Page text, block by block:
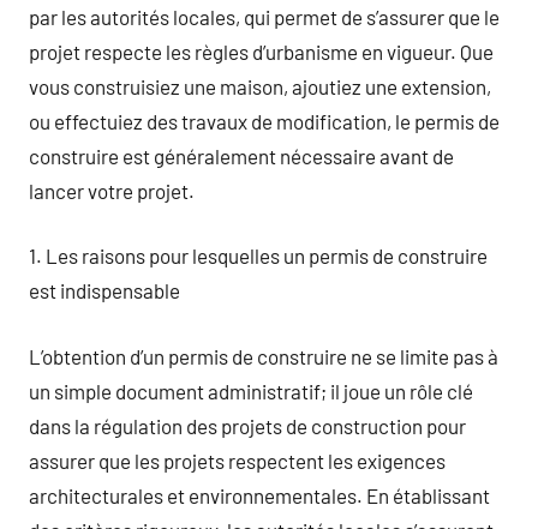
par les autorités locales, qui permet de s’assurer que le
projet respecte les règles d’urbanisme en vigueur. Que
vous construisiez une maison, ajoutiez une extension,
ou effectuiez des travaux de modification, le permis de
construire est généralement nécessaire avant de
lancer votre projet.
1. Les raisons pour lesquelles un permis de construire
est indispensable
L’obtention d’un permis de construire ne se limite pas à
un simple document administratif; il joue un rôle clé
dans la régulation des projets de construction pour
assurer que les projets respectent les exigences
architecturales et environnementales. En établissant